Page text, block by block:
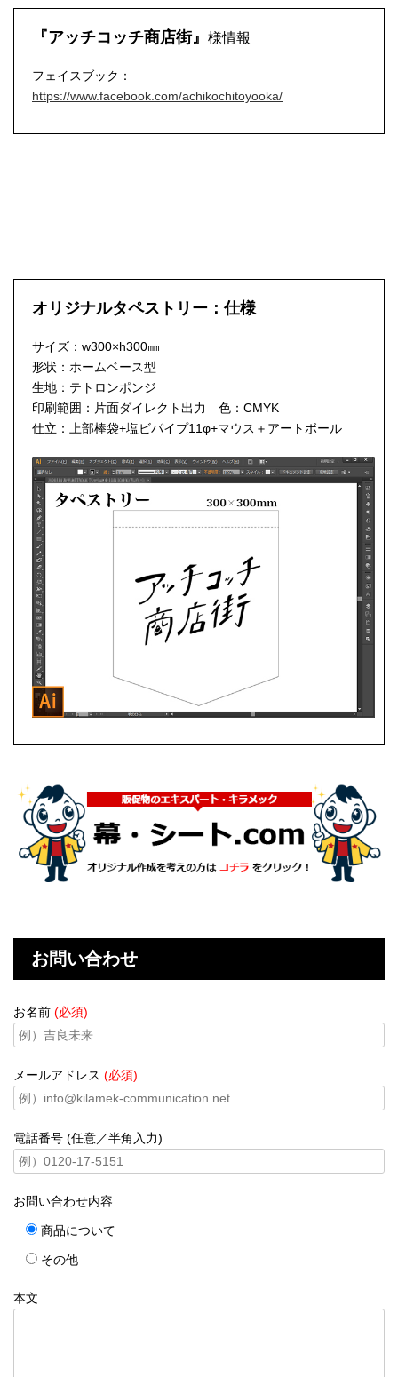
『アッチコッチ商店街』 様情報
フェイスブック：
https://www.facebook.com/achikochitoyooka/
オリジナルタペストリー：仕様
サイズ：w300×h300㎜
形状：ホームベース型
生地：テトロンポンジ
印刷範囲：片面ダイレクト出力 色：CMYK
仕立：上部棒袋+塩ビパイプ11φ+マウス＋アートボール
お問い合わせ
お名前 (必須)
メールアドレス (必須)
電話番号 (任意／半角入力)
お問い合わせ内容
商品について
その他
本文